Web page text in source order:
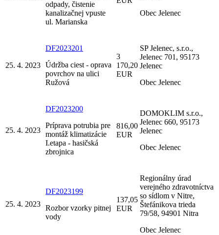
odpady, čistenie
kanalizačnej vpuste
ul. Marianska
Obec Jelenec
25. 4. 2023
DF2023201
Údržba ciest - oprava
povrchov na ulici
Ružová
3
170,20
EUR
SP Jelenec, s.r.o.,
Jelenec 701, 95173
Jelenec
Obec Jelenec
25. 4. 2023
DF2023200
Príprava potrubia pre
montáž klimatizácie
I.etapa - hasičská
zbrojnica
816,00
EUR
DOMOKLIM s.r.o.,
Jelenec 660, 95173
Jelenec
Obec Jelenec
25. 4. 2023
DF2023199
Rozbor vzorky pitnej
vody
137,05
EUR
Regionálny úrad
verejného zdravotníctva
so sídlom v Nitre,
Štefánikova trieda
79/58, 94901 Nitra
Obec Jelenec